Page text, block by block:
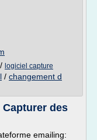
/ logiciel capture
/ changement d
des
emailing: